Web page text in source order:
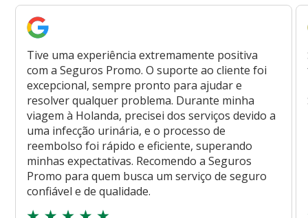
Tive uma experiência extremamente positiva
com a Seguros Promo. O suporte ao cliente foi
excepcional, sempre pronto para ajudar e
resolver qualquer problema. Durante minha
viagem à Holanda, precisei dos serviços devido a
uma infecção urinária, e o processo de
reembolso foi rápido e eficiente, superando
minhas expectativas. Recomendo a Seguros
Promo para quem busca um serviço de seguro
confiável e de qualidade.